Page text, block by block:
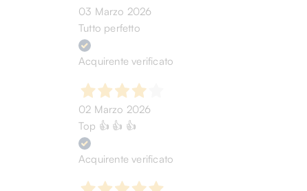
03 Marzo 2026
Tutto perfetto
Acquirente verificato
02 Marzo 2026
Top 👍 👍 👍
Acquirente verificato